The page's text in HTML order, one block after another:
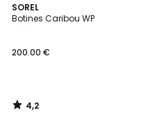
SOREL
Botines Caribou WP
200.00 €
4,2
/ 5
4,2
/